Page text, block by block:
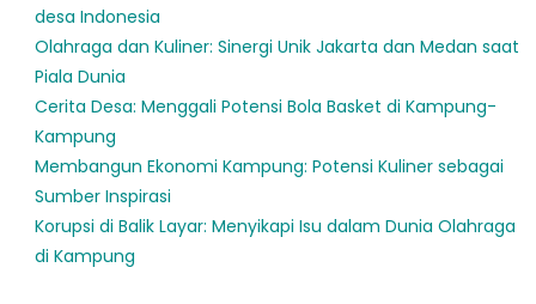
desa Indonesia
Olahraga dan Kuliner: Sinergi Unik Jakarta dan Medan saat
Piala Dunia
Cerita Desa: Menggali Potensi Bola Basket di Kampung-
Kampung
Membangun Ekonomi Kampung: Potensi Kuliner sebagai
Sumber Inspirasi
Korupsi di Balik Layar: Menyikapi Isu dalam Dunia Olahraga
di Kampung